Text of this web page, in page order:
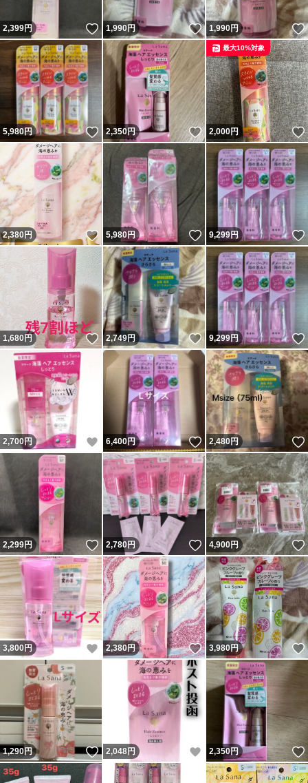
2,399円 いいね！
1,990 円 いいね！
1,990円
5,980円 いいね！
2,350円 いいね！
2,000円
最大10%対象
2,380円 いいね！
5,980円 いいね！
9,299円
1,680円 いいね！
2,749円 いいね！
9,299円
2,700円 いいね！
6,400円 いいね！
2,480円
2,299円 いいね！
2,780円 いいね！
4,900円
3,800円 いいね！
2,380円 いいね！
3,980円
1,290円 いいね！
2,048円 いいね！
2,350円